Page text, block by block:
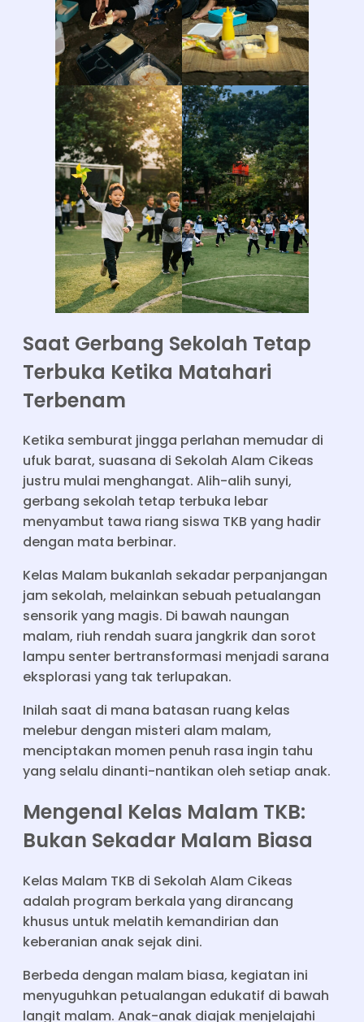
Saat Gerbang Sekolah Tetap
Terbuka Ketika Matahari
Terbenam
Ketika semburat jingga perlahan memudar di
ufuk barat, suasana di Sekolah Alam Cikeas
justru mulai menghangat. Alih-alih sunyi,
gerbang sekolah tetap terbuka lebar
menyambut tawa riang siswa TKB yang hadir
dengan mata berbinar.
Kelas Malam bukanlah sekadar perpanjangan
jam sekolah, melainkan sebuah petualangan
sensorik yang magis. Di bawah naungan
malam, riuh rendah suara jangkrik dan sorot
lampu senter bertransformasi menjadi sarana
eksplorasi yang tak terlupakan.
Inilah saat di mana batasan ruang kelas
melebur dengan misteri alam malam,
menciptakan momen penuh rasa ingin tahu
yang selalu dinanti-nantikan oleh setiap anak.
Mengenal Kelas Malam TKB:
Bukan Sekadar Malam Biasa
Kelas Malam TKB di Sekolah Alam Cikeas
adalah program berkala yang dirancang
khusus untuk melatih kemandirian dan
keberanian anak sejak dini.
Berbeda dengan malam biasa, kegiatan ini
menyuguhkan petualangan edukatif di bawah
langit malam. Anak-anak diajak menjelajahi